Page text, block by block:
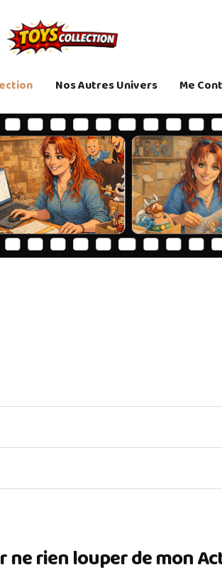
Nos Autres Univers Me
ne rien louper de mon